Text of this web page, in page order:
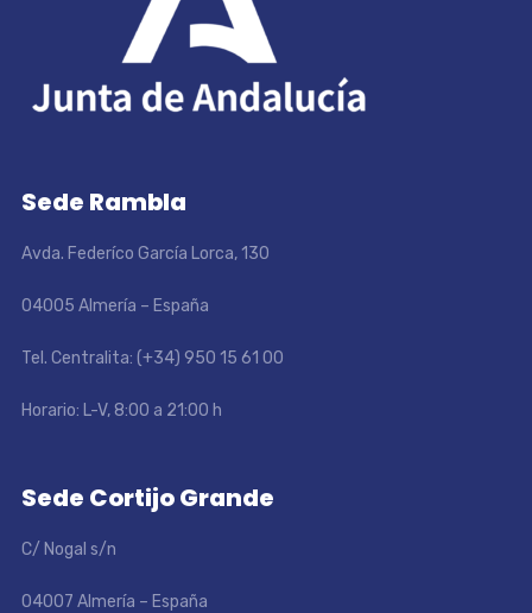
Sede Rambla
Avda. Federíco García Lorca, 130
04005 Almería – España
Tel. Centralita: (+34) 950 15 61 00
Horario: L-V, 8:00 a 21:00 h
Sede Cortijo Grande
C/ Nogal s/n
04007 Almería – España